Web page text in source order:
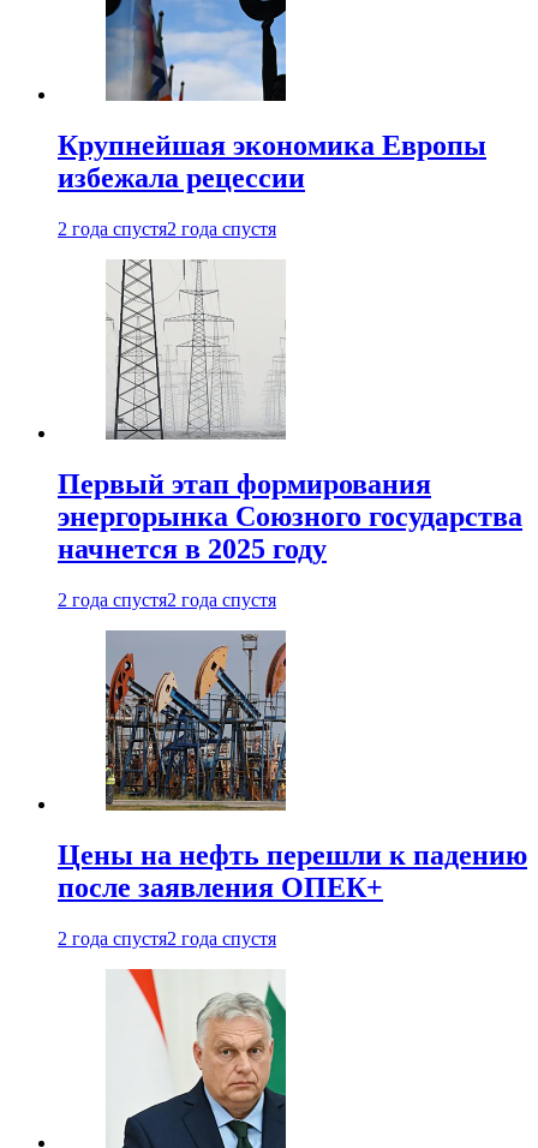
Крупнейшая экономика Европы
избежала рецессии
2 года спустя2 года спустя
Первый этап формирования
энергорынка Союзного государства
начнется в 2025 году
2 года спустя2 года спустя
Цены на нефть перешли к падению
после заявления ОПЕК+
2 года спустя2 года спустя